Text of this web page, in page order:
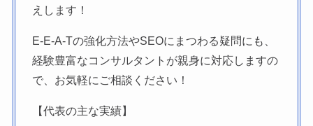
えします！
E-E-A-Tの強化方法やSEOにまつわる疑問にも、
経験豊富なコンサルタントが親身に対応しますの
で、お気軽にご相談ください！
【代表の主な実績】